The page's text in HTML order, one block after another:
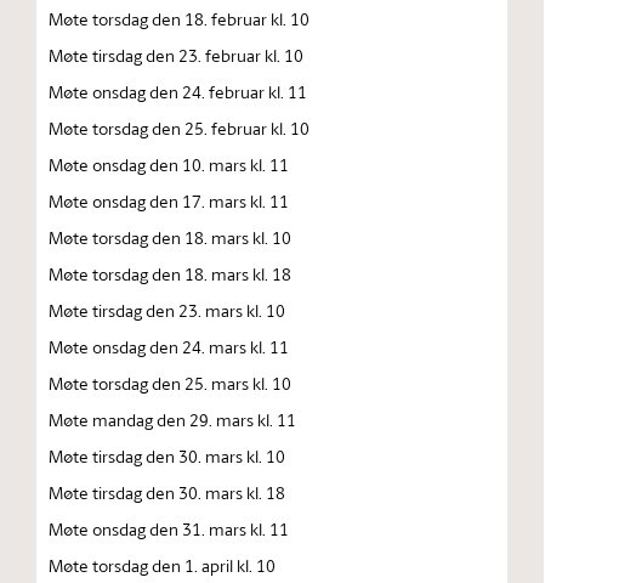
Møte torsdag den 18. februar kl. 10
Møte tirsdag den 23. februar kl. 10
Møte onsdag den 24. februar kl. 11
Møte torsdag den 25. februar kl. 10
Møte onsdag den 10. mars kl. 11
Møte onsdag den 17. mars kl. 11
Møte torsdag den 18. mars kl. 10
Møte torsdag den 18. mars kl. 18
Møte tirsdag den 23. mars kl. 10
Møte onsdag den 24. mars kl. 11
Møte torsdag den 25. mars kl. 10
Møte mandag den 29. mars kl. 11
Møte tirsdag den 30. mars kl. 10
Møte tirsdag den 30. mars kl. 18
Møte onsdag den 31. mars kl. 11
Møte torsdag den 1. april kl. 10